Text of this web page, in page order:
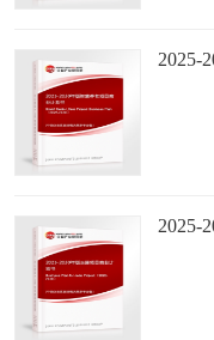
2025-
2025-